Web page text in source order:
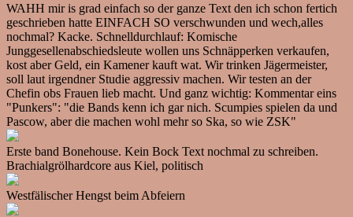
WAHH mir is grad einfach so der ganze Text den ich schon fertich
geschrieben hatte EINFACH SO verschwunden und wech,alles
nochmal? Kacke. Schnelldurchlauf: Komische
Junggesellenabschiedsleute wollen uns Schnäpperken verkaufen,
kost aber Geld, ein Kamener kauft wat. Wir trinken Jägermeister,
soll laut irgendner Studie aggressiv machen. Wir testen an der
Chefin obs Frauen lieb macht. Und ganz wichtig: Kommentar eins
"Punkers": "die Bands kenn ich gar nich. Scumpies spielen da und
Pascow, aber die machen wohl mehr so Ska, so wie ZSK"
Erste band Bonehouse. Kein Bock Text nochmal zu schreiben.
Brachialgrölhardcore aus Kiel, politisch
Westfälischer Hengst beim Abfeiern